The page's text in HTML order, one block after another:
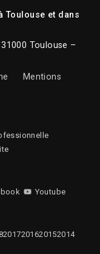
Toulouse et dans
31000 Toulouse –
Mentions
Youtube
2017201620152014